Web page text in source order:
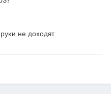
не доходят